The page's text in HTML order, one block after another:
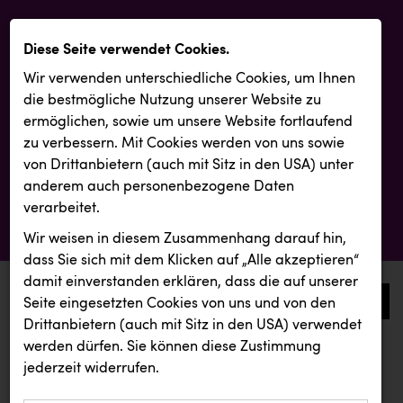
0
aktuelle aussendungen
aktuelle aussendungen
Diese Seite verwendet Cookies.
Wir verwenden unterschiedliche Cookies, um Ihnen
die best­mögliche Nutzung unserer Website zu
ermöglichen, sowie um unsere Website fortlaufend
zu verbessern. Mit Cookies werden von uns sowie
von Drittanbietern (auch mit Sitz in den USA) unter
anderem auch personenbezogene Daten
verarbeitet.
Wir weisen in diesem Zusammenhang darauf hin,
dass Sie sich mit dem Klicken auf „Alle akzeptieren“
damit ein­ver­standen erklären, dass die auf unserer
Seite eingesetzten Cookies von uns und von den
Drittanbietern (auch mit Sitz in den USA) verwendet
werden dürfen. Sie können diese Zustimmung
jederzeit widerrufen.